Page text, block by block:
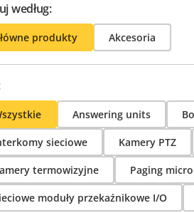
według:
produkty Akcesoria
Answering units
sieciowe Kamery PTZ
termowizyjne Paging
moduły przekaźnikowe I/O